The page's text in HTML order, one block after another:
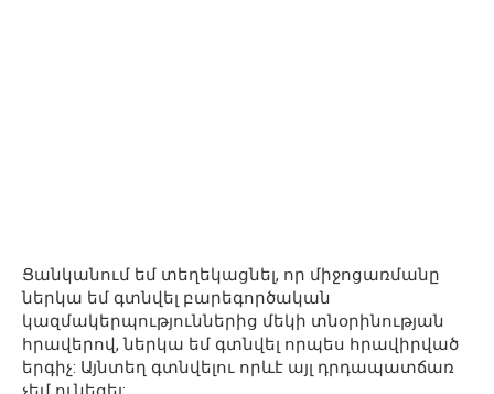
Ցանկանում եմ տեղեկացնել, որ միջոցառմանը
ներկա եմ գտնվել բարեգործական
կազմակերպություններից մեկի տնօրինության
հրավերով, ներկա եմ գտնվել որպես հրավիրված
երգիչ: Այնտեղ գտնվելու որևէ այլ դրդապատճառ